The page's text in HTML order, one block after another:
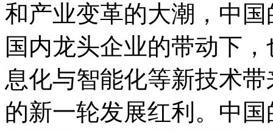
和产业变革的大潮，中
国内龙头企业的带动下
息化与智能化等新技术
的新一轮发展红利。中